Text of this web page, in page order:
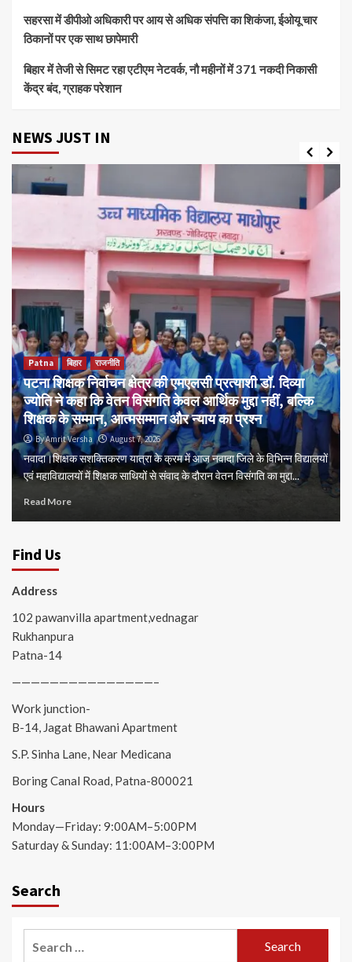
सहरसा में डीपीओ अधिकारी पर आय से अधिक संपत्ति का शिकंजा, ईओयू चार
ठिकानों पर एक साथ छापेमारी
बिहार में तेजी से सिमट रहा एटीएम नेटवर्क, नौ महीनों में 371 नकदी निकासी
केंद्र बंद, ग्राहक परेशान
NEWS JUST IN
Patna बिहार राजनीति
पटना शिक्षक निर्वाचन क्षेत्र की एमएलसी प्रत्याशी डॉ. दिव्या
ज्योति ने कहा कि वेतन विसंगति केवल आर्थिक मुद्दा नहीं, बल्कि
शिक्षक के सम्मान, आत्मसम्मान और न्याय का प्रश्न
By Amrit Versha August 7, 2026
नवादा।शिक्षक सशक्तिकरण यात्रा के क्रम में आज नवादा जिले के विभिन्न विद्यालयों
एवं महाविद्यालयों में शिक्षक साथियों से संवाद के दौरान वेतन विसंगति का मुद्दा...
Read More
Find Us
Address
102 pawanvilla apartment,vednagar
Rukhanpura
Patna-14
———————————————–
Work junction-
B-14, Jagat Bhawani Apartment
S.P. Sinha Lane, Near Medicana
Boring Canal Road, Patna-800021
Hours
Monday—Friday: 9:00AM–5:00PM
Saturday & Sunday: 11:00AM–3:00PM
Search